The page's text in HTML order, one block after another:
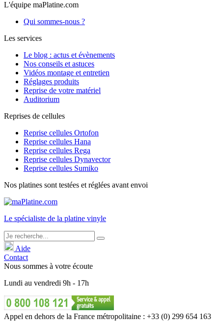
L'équipe maPlatine.com
Qui sommes-nous ?
Les services
Le blog : actus et évènements
Nos conseils et astuces
Vidéos montage et entretien
Réglages produits
Reprise de votre matériel
Auditorium
Reprises de cellules
Reprise cellules Ortofon
Reprise cellules Hana
Reprise cellules Rega
Reprise cellules Dynavector
Reprise cellules Sumiko
Nos platines sont testées et réglées avant envoi
Le spécialiste de la platine vinyle
Aide
Contact
Nous sommes à votre écoute
Lundi au vendredi 9h - 17h
Appel en dehors de la France métropolitaine : +33 (0) 299 654 163